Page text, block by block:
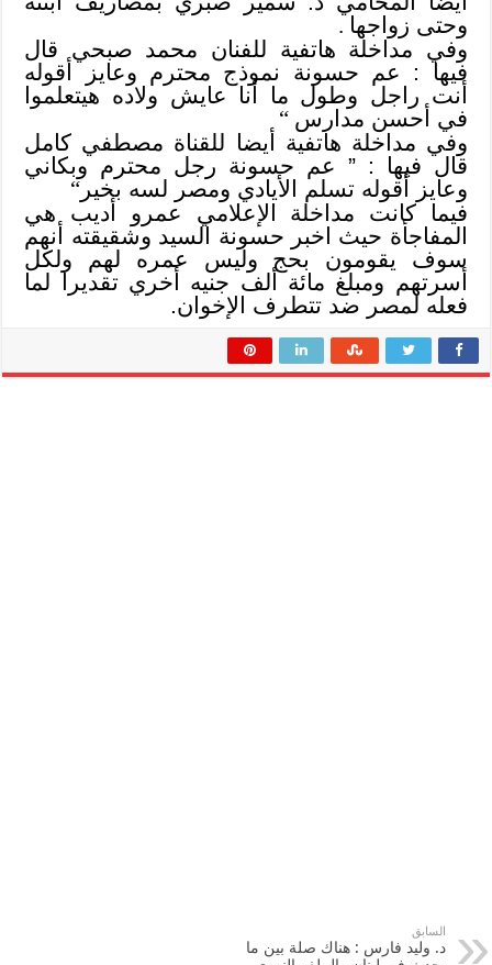
وحتى زواجها .
وفي مداخلة هاتفية للفنان محمد صبحي قال
فيها : عم حسونة نموذج محترم وعايز أقوله
أنت راجل وطول ما أنا عايش ولاده هيتعلموا
في أحسن مدارس“
وفي مداخلة هاتفية أيضا للقناة مصطفي كامل
قال فيها : ” عم حسونة رجل محترم وبكاني
وعايز أقوله تسلم الأيادي ومصر لسه بخير “
فيما كانت مداخلة الإعلامي عمرو أديب هي
المفاجأة حيث اخبر حسونة السيد وشقيقته أنهم
سوف يقومون بحج وليس عمره لهم ولكل
أسرتهم ومبلغ مائة ألف جنيه أخري تقديرا لما
فعله لمصر ضد تتطرف الإخوان.
السابق
د. وليد فارس : هناك صلة بين ما